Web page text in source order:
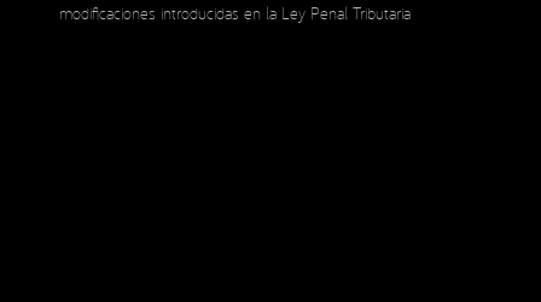
modificaciones introducidas en la Ley Penal Tributaria